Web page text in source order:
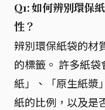
Q1: 如何辨別環保
性？
辨別環保紙袋的材
的標籤。 許多紙
紙」、「原生紙漿
紙的比例，以及是